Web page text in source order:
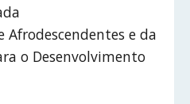
Afrodescendentes e da
o Desenvolvimento